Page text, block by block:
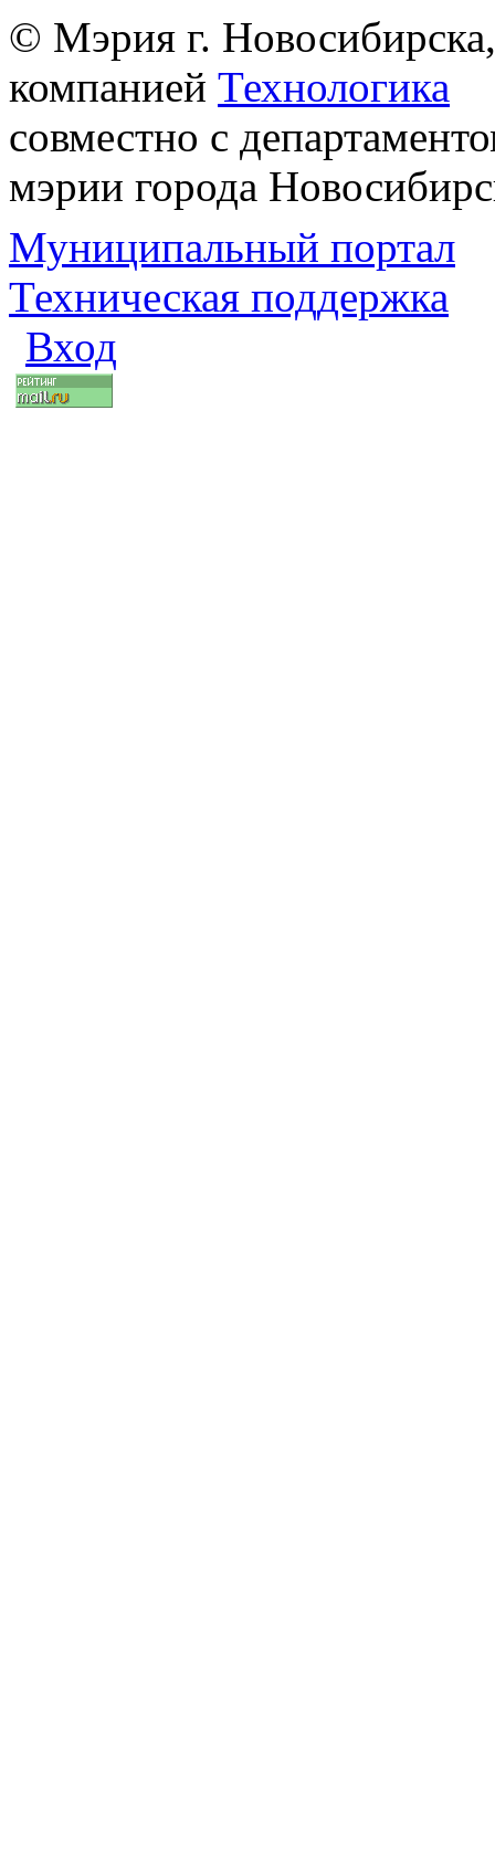
© Мэрия г.
компанией Технологика
совместно с
мэрии города
Муниципальный портал
Техническая поддержка
Вход